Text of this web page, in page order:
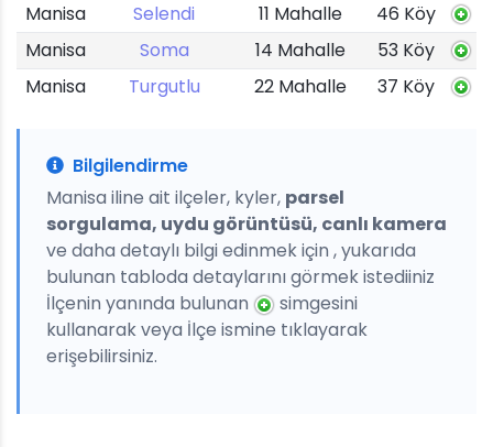
Manisa
Selendi 11 Mahalle
46 Köy
Manisa
Soma 14 Mahalle
53 Köy
Manisa
Turgutlu 22 Mahalle 37 Köy
Bilgilendirme
Manisa iline ait ilçeler, kyler, parsel
sorgulama, uydu görüntüsü, canlı kamera
ve daha detaylı bilgi edinmek için , yukarıda
bulunan tabloda detaylarını görmek istediiniz
İlçenin yanında bulunan
simgesini
kullanarak veya İlçe ismine tıklayarak
erişebilirsiniz.